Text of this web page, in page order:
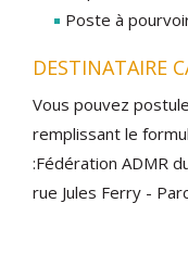
Poste à
DESTINATAIRE
Vous pouvez
remplissant le
:Fédération ADMR
rue Jules Ferry -